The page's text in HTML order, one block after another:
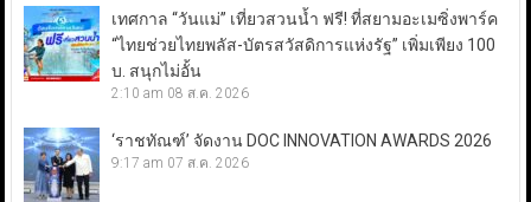
เทศกาล “วันแม่” เที่ยวสวนน้ำ ฟรี! ที่สยามอะเมซิ่งพาร์ค
“ไทยช่วยไทยพลัส-บัตรสวัสดิการแห่งรัฐ” เพิ่มเพียง 100
บ. สนุกไม่อั้น
2:10 am 08 ส.ค. 2026
‘ราชทัณฑ์’ จัดงาน DOC INNOVATION AWARDS 2026
9:17 am 07 ส.ค. 2026